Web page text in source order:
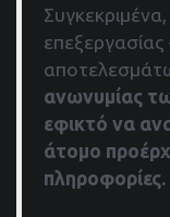
ανωνυμίας
εφικτό να
άτομο
πληροφορίες.